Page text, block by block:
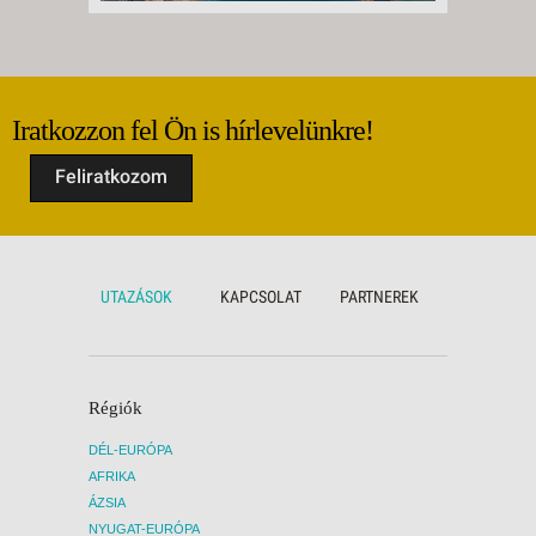
Iratkozzon fel Ön is hírlevelünkre!
Feliratkozom
UTAZÁSOK KAPCSOLAT PARTNEREK
Régiók
DÉL-EURÓPA
AFRIKA
ÁZSIA
NYUGAT-EURÓPA